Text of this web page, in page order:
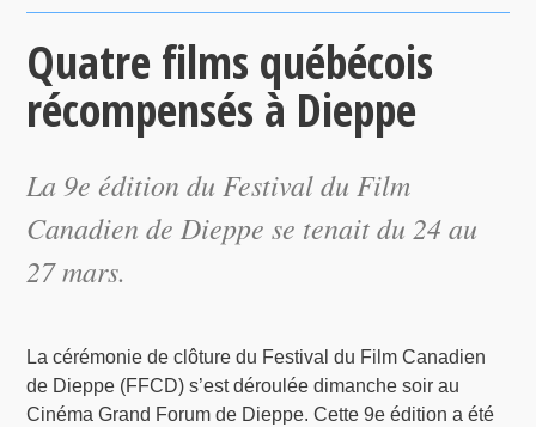
Quatre films québécois
récompensés à Dieppe
La 9e édition du Festival du Film
Canadien de Dieppe se tenait du 24 au
27 mars.
La cérémonie de clôture du Festival du Film Canadien
de Dieppe (FFCD) s’est déroulée dimanche soir au
Cinéma Grand Forum de Dieppe. Cette 9e édition a été